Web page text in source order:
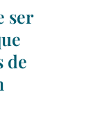
ser
de